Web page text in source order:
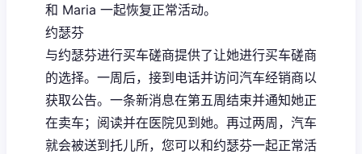
和 Maria 一起恢复正常活动。
约瑟芬
与约瑟芬进行买车磋商提供了让她进行买车磋商
的选择。一周后，接到电话并访问汽车经销商以
获取公告。一条新消息在第五周结束并通知她正
在卖车；阅读并在医院见到她。再过两周，汽车
就会被送到托儿所，您可以和约瑟芬一起正常活